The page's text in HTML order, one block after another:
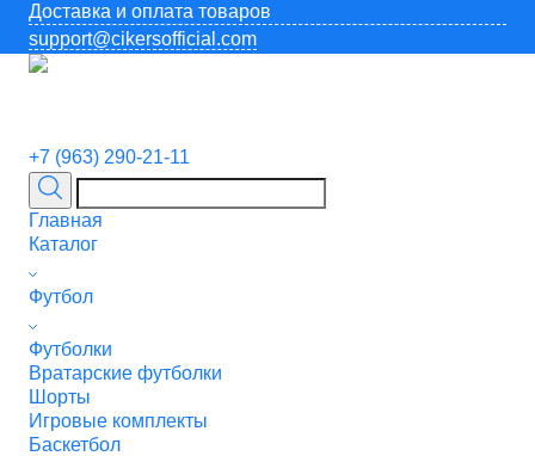
Доставка и оплата товаров
support@cikersofficial.com
+7 (963) 290-21-11
Главная
Каталог
Футбол
Футболки
Вратарские футболки
Шорты
Игровые комплекты
Баскетбол